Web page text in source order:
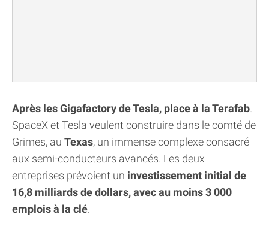
Après les Gigafactory de Tesla, place à la Terafab.
SpaceX et Tesla veulent construire dans le comté de
Grimes, au Texas, un immense complexe consacré
aux semi-conducteurs avancés. Les deux
entreprises prévoient un investissement initial de
16,8 milliards de dollars, avec au moins 3 000
emplois à la clé.